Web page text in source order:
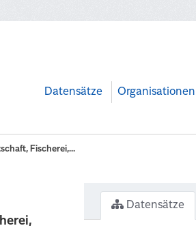
Datensätze Organisationen
Fischerei,...
Datensätze